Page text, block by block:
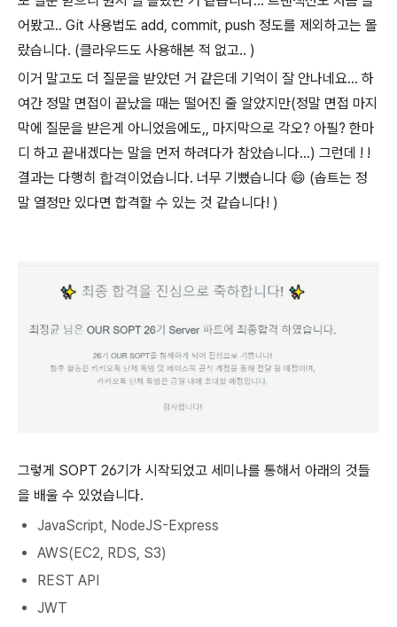
어봤고.. Git 사용법도 add, commit, push 정도를 제외하고는 몰
랐습니다. (클라우드도 사용해본 적 없고.. )
이거 말고도 더 질문을 받았던 거 같은데 기억이 잘 안나네요... 하
여간 정말 면접이 끝났을 때는 떨어진 줄 알았지만(정말 면접 마지
막에 질문을 받은게 아니었음에도,, 마지막으로 각오? 아필? 한마
디 하고 끝내겠다는 말을 먼저 하려다가 참았습니다...) 그런데 ! !
결과는 다행히 합격이었습니다. 너무 기뻤습니다 😄 (솝트는 정
말 열정만 있다면 합격할 수 있는 것 같습니다! )
그렇게 SOPT 26기가 시작되었고 세미나를 통해서 아래의 것들
을 배울 수 있었습니다.
JavaScript, NodeJS-Express
AWS(EC2, RDS, S3)
REST API
JWT